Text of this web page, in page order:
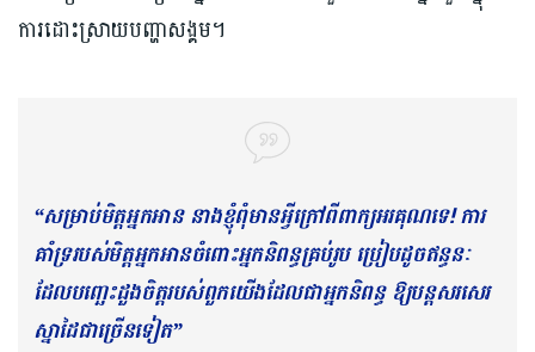
ការដោះស្រាយបញ្ហាសង្គម។
“សម្រាប់មិត្តអ្នកអាន នាងខ្ញុំពុំមានអ្វីក្រៅពីពាក្យអរគុណទេ! ការ
គាំទ្ររបស់មិត្តអ្នកអានចំពោះអ្នកនិពន្ធគ្រប់រូប ប្រៀបដូចឥន្ធនៈ
ដែលបញ្ឆេះដួងចិត្តរបស់ពួកយើងដែលជាអ្នកនិពន្ធ ឱ្យបន្តសរសេរ
ស្នាដៃជាច្រើនទៀត”